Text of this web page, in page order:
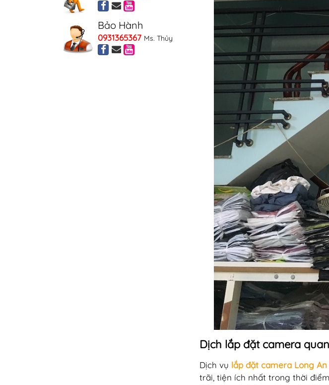
Dịch lắp đặt camera
Dịch vụ lắp đặt camera Long
trãi, tiện ích nhất trong thời
Bảo Hành
0931365367 Ms. Thủy